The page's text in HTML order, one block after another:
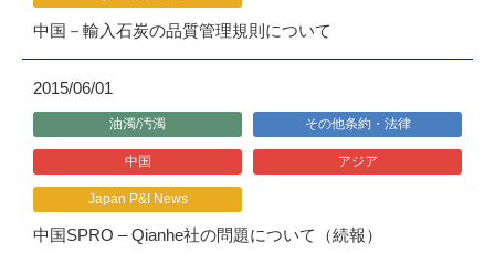
中国－輸入石炭の品質管理規則について
2015/06/01
油濁/汚濁 その他条約・法律
中国 アジア
Japan P&I News
中国SPRO – Qianhe社の問題について（続報）